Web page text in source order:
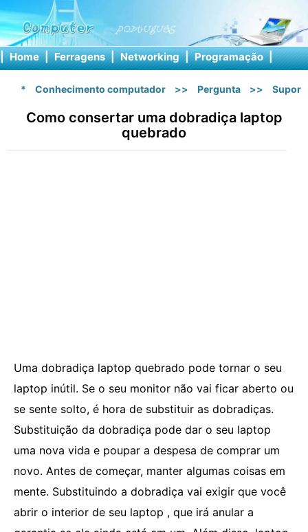
| Home | Ferragens | Networking | Programação |
* Conhecimento computador >> Pergunta >>
Como consertar uma dobradiça laptop
quebrado
Uma dobradiça laptop quebrado pode tornar o seu
laptop inútil. Se o seu monitor não vai ficar aberto ou
se sente solto, é hora de substituir as dobradiças.
Substituição da dobradiça pode dar o seu laptop
uma nova vida e poupar a despesa de comprar um
novo. Antes de começar, manter algumas coisas em
mente. Substituindo a dobradiça vai exigir que você
abrir o interior de seu laptop , que irá anular a